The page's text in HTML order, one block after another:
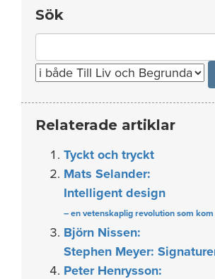
Sök
for:
Relaterade artiklar
Tyckt och tryckt
Mats Selander:
Intelligent design
– en vetenskaplig revolution som kom
Björn Nissen:
Stephen Meyer:
Peter Henrysson: